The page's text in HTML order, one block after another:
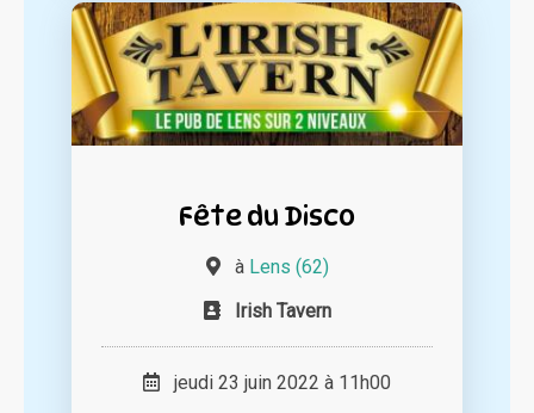
Fête du Disco
à Lens (62)
Irish Tavern
jeudi 23 juin 2022 à 11h00